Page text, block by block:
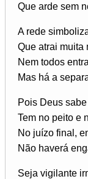
Que arde sem
A rede
Que atrai muita
Nem todos
Mas há a
Pois Deus
Tem no peito e
No juízo final,
Não haverá
Seja vigilante